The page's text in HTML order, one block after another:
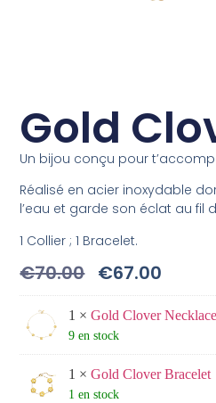
Gold
Un bijou conçu pour
Réalisé en acier inoxydable
l’eau et garde son éclat au fil
1 Collier ; 1 Bracelet.
€70.00 €67.00
1 ×Gold Clover Necklace
9 en stock
1 ×Gold Clover Bracelet
1 en stock